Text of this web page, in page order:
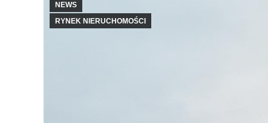
NEWS
RYNEK NIERUCHOMOŚCI